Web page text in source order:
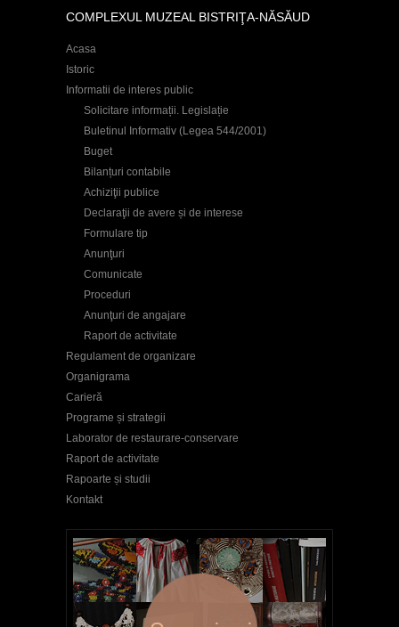
COMPLEXUL MUZEAL BISTRIŢA-NĂSĂUD
Acasa
Istoric
Informatii de interes public
Solicitare informații. Legislație
Buletinul Informativ (Legea 544/2001)
Buget
Bilanțuri contabile
Achiziţii publice
Declaraţii de avere și de interese
Formulare tip
Anunţuri
Comunicate
Proceduri
Anunţuri de angajare
Raport de activitate
Regulament de organizare
Organigrama
Carieră
Programe și strategii
Laborator de restaurare-conservare
Raport de activitate
Rapoarte și studii
Kontakt